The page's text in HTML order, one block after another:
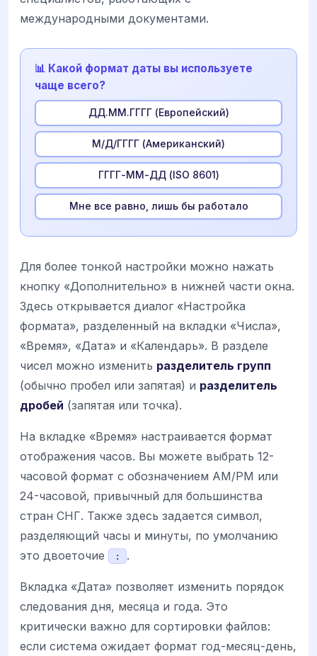
международными документами.
📊 Какой формат даты вы используете
чаще всего?
ДД.ММ.ГГГГ (Европейский)
М/Д/ГГГГ (Американский)
ГГГГ-ММ-ДД (ISO 8601)
Мне все равно, лишь бы работало
Для более тонкой настройки можно нажать
кнопку «Дополнительно» в нижней части окна.
Здесь открывается диалог «Настройка
формата», разделенный на вкладки «Числа»,
«Время», «Дата» и «Календарь». В разделе
чисел можно изменить разделитель групп
(обычно пробел или запятая) и разделитель
дробей (запятая или точка).
На вкладке «Время» настраивается формат
отображения часов. Вы можете выбрать 12-
часовой формат с обозначением AM/PM или
24-часовой, привычный для большинства
стран СНГ. Также здесь задается символ,
разделяющий часы и минуты, по умолчанию
это двоеточие
: .
Вкладка «Дата» позволяет изменить порядок
следования дня, месяца и года. Это
критически важно для сортировки файлов:
если система ожидает формат год-месяц-день,